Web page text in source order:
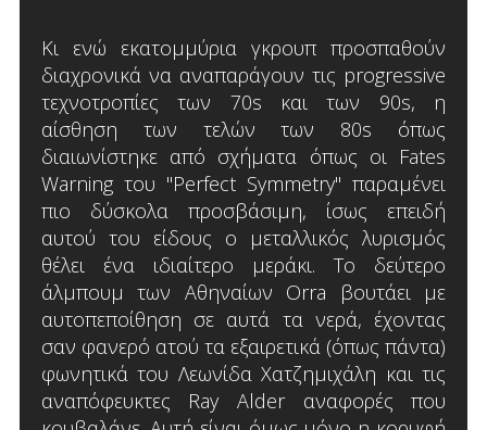
Κι ενώ εκατομμύρια γκρουπ προσπαθούν
διαχρονικά να αναπαράγουν τις progressive
τεχνοτροπίες των 70s και των 90s, η
αίσθηση των τελών των 80s όπως
διαιωνίστηκε από σχήματα όπως οι Fates
Warning του "Perfect Symmetry" παραμένει
πιο δύσκολα προσβάσιμη, ίσως επειδή
αυτού του είδους ο μεταλλικός λυρισμός
θέλει ένα ιδιαίτερο μεράκι. Το δεύτερο
άλμπουμ των Αθηναίων Orra βουτάει με
αυτοπεποίθηση σε αυτά τα νερά, έχοντας
σαν φανερό ατού τα εξαιρετικά (όπως πάντα)
φωνητικά του Λεωνίδα Χατζημιχάλη και τις
αναπόφευκτες Ray Alder αναφορές που